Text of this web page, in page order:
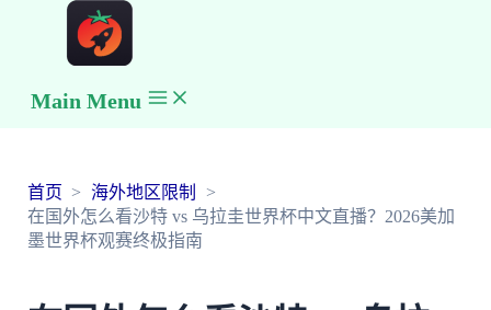
Main Menu
首页
海外地区限制
在国外怎么看沙特 vs 乌拉圭世界杯中文直播？2026美加
墨世界杯观赛终极指南